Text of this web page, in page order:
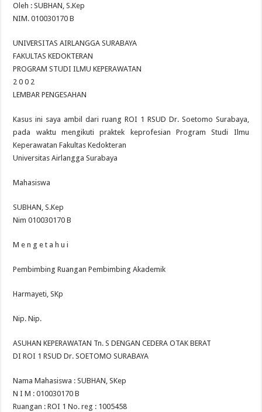
Oleh : SUBHAN, S.Kep
NIM. 010030170 B
UNIVERSITAS AIRLANGGA SURABAYA
FAKULTAS KEDOKTERAN
PROGRAM STUDI ILMU KEPERAWATAN
2 0 0 2
LEMBAR PENGESAHAN
Kasus ini saya ambil dari ruang ROI 1 RSUD Dr. Soetomo Surabaya,
pada waktu mengikuti praktek keprofesian Program Studi Ilmu
Keperawatan Fakultas Kedokteran
Universitas Airlangga Surabaya
Mahasiswa
SUBHAN, S.Kep
Nim 010030170 B
M e n g e t a h u i
Pembimbing Ruangan Pembimbing Akademik
Harmayeti, SKp
Nip. Nip.
ASUHAN KEPERAWATAN Tn. S DENGAN CEDERA OTAK BERAT
DI ROI 1 RSUD Dr. SOETOMO SURABAYA
Nama Mahasiswa : SUBHAN, SKep
N I M : 010030170 B
Ruangan : ROI 1 No. reg : 1005458